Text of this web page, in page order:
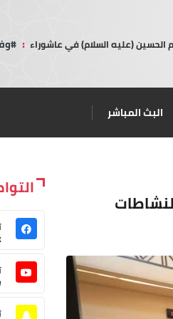
الحسين (عليه السلام) في عاشوراء :
البث المباشر